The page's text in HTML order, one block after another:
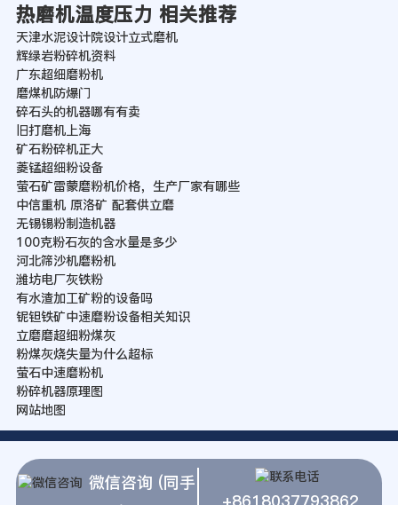
热磨机温度压力 相关推荐
天津水泥设计院设计立式磨机
辉绿岩粉碎机资料
广东超细磨粉机
磨煤机防爆门
碎石头的机器哪有有卖
旧打磨机上海
矿石粉碎机正大
菱锰超细粉设备
萤石矿雷蒙磨粉机价格，生产厂家有哪些
中信重机 原洛矿 配套供立磨
无锡锡粉制造机器
100克粉石灰的含水量是多少
河北筛沙机磨粉机
潍坊电厂灰铁粉
有水渣加工矿粉的设备吗
铌钽铁矿中速磨粉设备相关知识
立磨磨超细粉煤灰
粉煤灰烧失量为什么超标
萤石中速磨粉机
粉碎机器原理图
网站地图
微信咨询 (同手